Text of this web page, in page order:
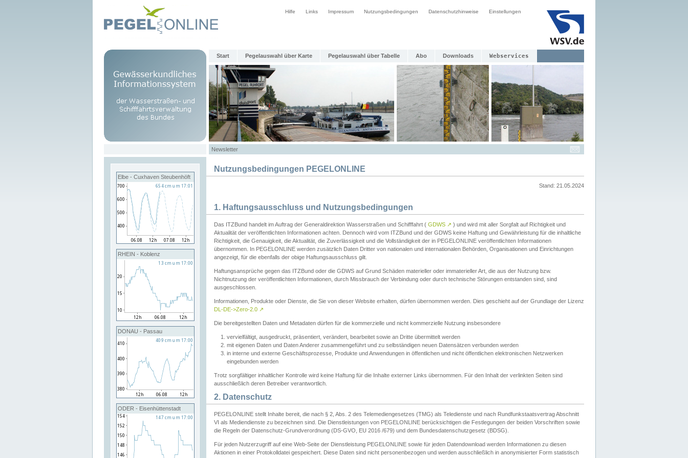
Hilfe Links Impressum Nutzungsbedingungen Datenschutzhinweise Einstellungen
Start Pegelauswahl über Karte Pegelauswahl über Tabelle Abo Downloads Webservices
Newsletter
Elbe - Cuxhaven Steubenhöft
RHEIN - Koblenz
DONAU - Passau
ODER - Eisenhüttenstadt
Nutzungsbedingungen PEGELONLINE
Stand: 21.05.2024
1. Haftungsausschluss und Nutzungsbedingungen
Das ITZBund handelt im Auftrag der Generaldirektion Wasserstraßen und Schifffahrt ( GDWS ↗ ) und wird mit aller Sorgfalt auf Richtigkeit und
Aktualität der veröffentlichten Informationen achten. Dennoch wird vom ITZBund und der GDWS keine Haftung und Gewährleistung für die inhaltliche
Richtigkeit, die Genauigkeit, die Aktualität, die Zuverlässigkeit und die Vollständigkeit der in PEGELONLINE veröffentlichten Informationen
übernommen. In PEGELONLINE werden zusätzlich Daten Dritter von nationalen und internationalen Behörden, Organisationen und Einrichtungen
angezeigt, für die ebenfalls der obige Haftungsausschluss gilt.
Haftungsansprüche gegen das ITZBund oder die GDWS auf Grund Schäden materieller oder immaterieller Art, die aus der Nutzung bzw.
Nichtnutzung der veröffentlichten Informationen, durch Missbrauch der Verbindung oder durch technische Störungen entstanden sind, sind
ausgeschlossen.
Informationen, Produkte oder Dienste, die Sie von dieser Website erhalten, dürfen übernommen werden. Dies geschieht auf der Grundlage der Lizenz
DL-DE->Zero-2.0 ↗
Die bereitgestellten Daten und Metadaten dürfen für die kommerzielle und nicht kommerzielle Nutzung insbesondere
vervielfältigt, ausgedruckt, präsentiert, verändert, bearbeitet sowie an Dritte übermittelt werden
mit eigenen Daten und Daten Anderer zusammengeführt und zu selbständigen neuen Datensätzen verbunden werden
in interne und externe Geschäftsprozesse, Produkte und Anwendungen in öffentlichen und nicht öffentlichen elektronischen Netzwerken
eingebunden werden
Trotz sorgfältiger inhaltlicher Kontrolle wird keine Haftung für die Inhalte externer Links übernommen. Für den Inhalt der verlinkten Seiten sind
ausschließlich deren Betreiber verantwortlich.
2. Datenschutz
PEGELONLINE stellt Inhalte bereit, die nach § 2, Abs. 2 des Telemediengesetzes (TMG) als Teledienste und nach Rundfunkstaatsvertrag Abschnitt
VI als Mediendienste zu bezeichnen sind. Die Dienstleistungen von PEGELONLINE berücksichtigen die Festlegungen der beiden Vorschriften sowie
die Regeln der Datenschutz-Grundverordnung (DS-GVO, EU 2016 /679) und dem Bundesdatenschutzgesetz (BDSG).
Für jeden Nutzerzugriff auf eine Web-Seite der Dienstleistung PEGELONLINE sowie für jeden Datendownload werden Informationen zu diesen
Aktionen in einer Protokolldatei gespeichert. Diese Daten sind nicht personenbezogen und werden ausschließlich in anonymisierter Form statistisch